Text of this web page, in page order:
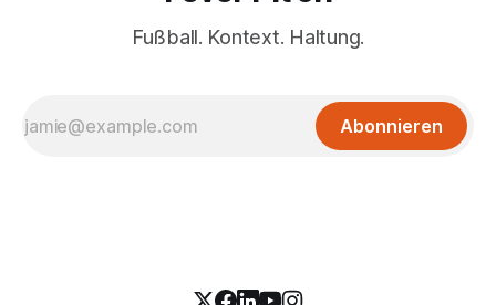
Fußball. Kontext. Haltung.
Abonnieren